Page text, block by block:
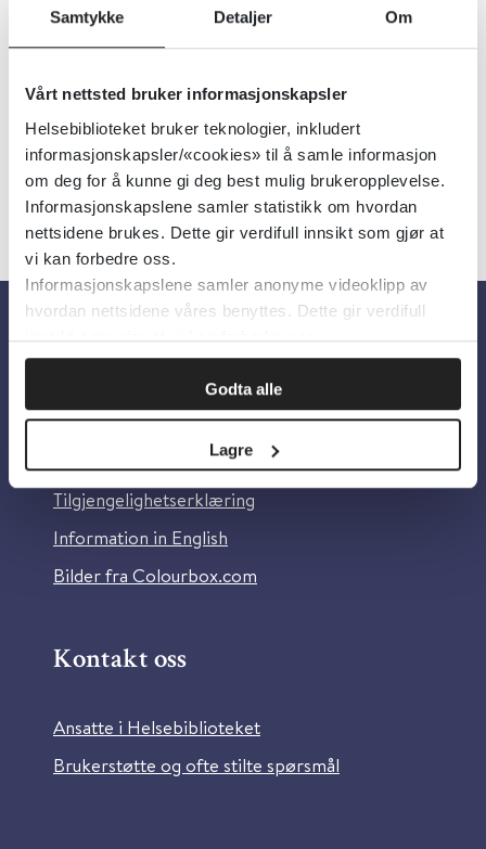
Samtykke Detaljer Om
Vårt nettsted bruker informasjonskapsler
Helsebiblioteket bruker teknologier, inkludert
informasjonskapsler/«cookies» til å samle informasjon
om deg for å kunne gi deg best mulig brukeropplevelse.
Informasjonskapslene samler statistikk om hvordan
nettsidene brukes. Dette gir verdifull innsikt som gjør at
vi kan forbedre oss.
Informasjonskapslene samler anonyme videoklipp av
hvordan nettsidene våres benyttes. Dette gir verdifull
innsikt som gjør at vi kan forbedre oss.
Godta alle
Lagre
Emner:Akuttmedisin
Språk:Engelsk
Om oss
Om Helsebiblioteket
Personvern og informasjonskapsler
Tilgjengelighetserklæring
Information in English
Bilder fra Colourbox.com
Kontakt oss
Ansatte i Helsebiblioteket
Brukerstøtte og ofte stilte spørsmål